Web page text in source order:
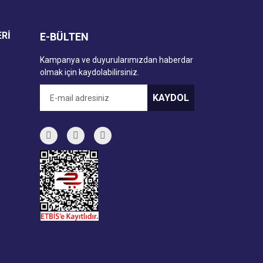
E-BÜLTEN
Kampanya ve duyurularımızdan haberdar
olmak için kaydolabilirsiniz.
KAYDOL